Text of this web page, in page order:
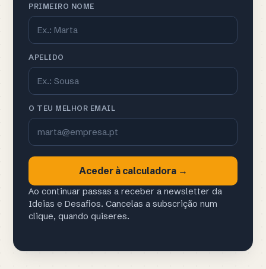
PRIMEIRO NOME
APELIDO
O TEU MELHOR EMAIL
Aceder à calculadora →
Ao continuar passas a receber a newsletter da
Ideias e Desafios. Cancelas a subscrição num
clique, quando quiseres.